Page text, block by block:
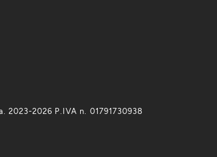
2023-2026 P.IVA n. 01791730938